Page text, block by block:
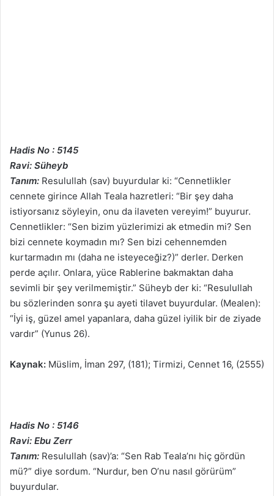
Hadis No : 5145
Ravi: Süheyb
Tanım: Resulullah (sav) buyurdular ki: “Cennetlikler
cennete girince Allah Teala hazretleri: “Bir şey daha
istiyorsanız söyleyin, onu da ilaveten vereyim!” buyurur.
Cennetlikler: “Sen bizim yüzlerimizi ak etmedin mi? Sen
bizi cennete koymadın mı? Sen bizi cehennemden
kurtarmadın mı (daha ne isteyeceğiz?)” derler. Derken
perde açılır. Onlara, yüce Rablerine bakmaktan daha
sevimli bir şey verilmemiştir.” Süheyb der ki: “Resulullah
bu sözlerinden sonra şu ayeti tilavet buyurdular. (Mealen):
“İyi iş, güzel amel yapanlara, daha güzel iyilik bir de ziyade
vardır” (Yunus 26).
Kaynak: Müslim, İman 297, (181); Tirmizi, Cennet 16, (2555)
Hadis No : 5146
Ravi: Ebu Zerr
Tanım: Resulullah (sav)’a: “Sen Rab Teala’nı hiç gördün
mü?” diye sordum. “Nurdur, ben O’nu nasıl görürüm”
buyurdular.